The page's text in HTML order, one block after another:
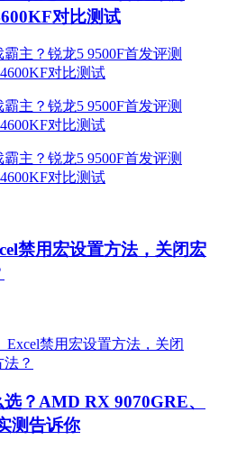
对比测试
禁用宏设置方法，关闭宏
？AMD RX 9070GRE、
测告诉你